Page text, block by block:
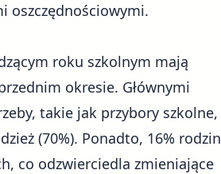
oszczędnościowymi.
roku szkolnym mają
okresie. Głównymi
takie jak przybory szkolne,
(70%). Ponadto, 16% rodzin
co odzwierciedla zmieniające